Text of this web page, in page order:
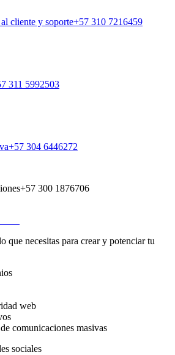
cliente y soporte+57 310 7216459
311 5992503
+57 304 6446272
+57 300 1876706
que necesitas para crear y potenciar tu
web
comunicaciones masivas
sociales